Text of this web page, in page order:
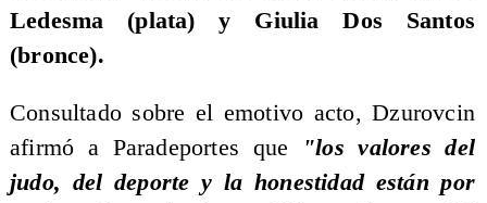
Ledesma (plata) y Giulia Dos Santos
(bronce).
Consultado sobre el emotivo acto, Dzurovcin
afirmó a Paradeportes que
"los valores del
judo, del deporte y la honestidad están por